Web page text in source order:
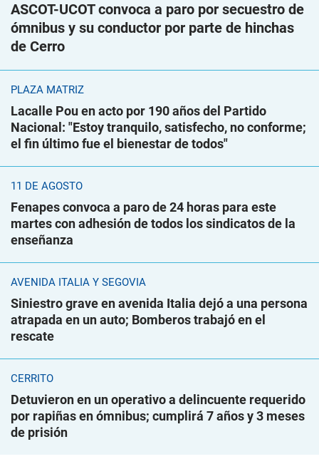
ASCOT-UCOT convoca a paro por secuestro de
ómnibus y su conductor por parte de hinchas
de Cerro
PLAZA MATRIZ
Lacalle Pou en acto por 190 años del Partido
Nacional: "Estoy tranquilo, satisfecho, no conforme;
el fin último fue el bienestar de todos"
11 DE AGOSTO
Fenapes convoca a paro de 24 horas para este
martes con adhesión de todos los sindicatos de la
enseñanza
AVENIDA ITALIA Y SEGOVIA
Siniestro grave en avenida Italia dejó a una persona
atrapada en un auto; Bomberos trabajó en el
rescate
CERRITO
Detuvieron en un operativo a delincuente requerido
por rapiñas en ómnibus; cumplirá 7 años y 3 meses
de prisión